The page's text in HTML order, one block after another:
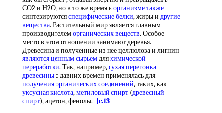
СО2 и Н2О, но в то же время в организме также
синтезируютсяспецифические белки, жиры и другие
вещества. Растительный мир является главным
производителеморганических веществ. Особое
место в этом отношении занимают деревья.
Древесина и полученные из нее целлюлоза и лигнин
являются ценным сырьемдляхимической
переработки. Так, например,сухая перегонка
древесиныс давних времен применялась для
получения органических соединений, таких, как
уксусная кислота,метиловый спирт (древесный
спирт), ацетон, фенолы.
[c.13]